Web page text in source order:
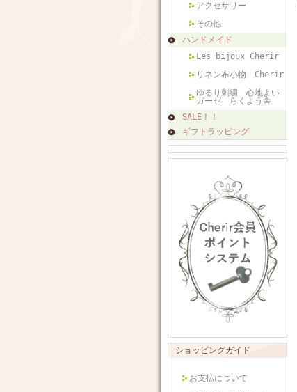
アクセサリー
その他
ハンドメイド
Les bijoux Cherir
リネン布小物 Cherir
ゆるり刺繍 心地よい
ガーゼ らくよう舎
SALE！！
ギフトラッピング
ショッピングガイド
お支払について